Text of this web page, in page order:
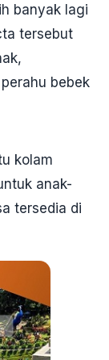
banyak lagi
tersebut
bebek
kolam
anak-
tersedia di